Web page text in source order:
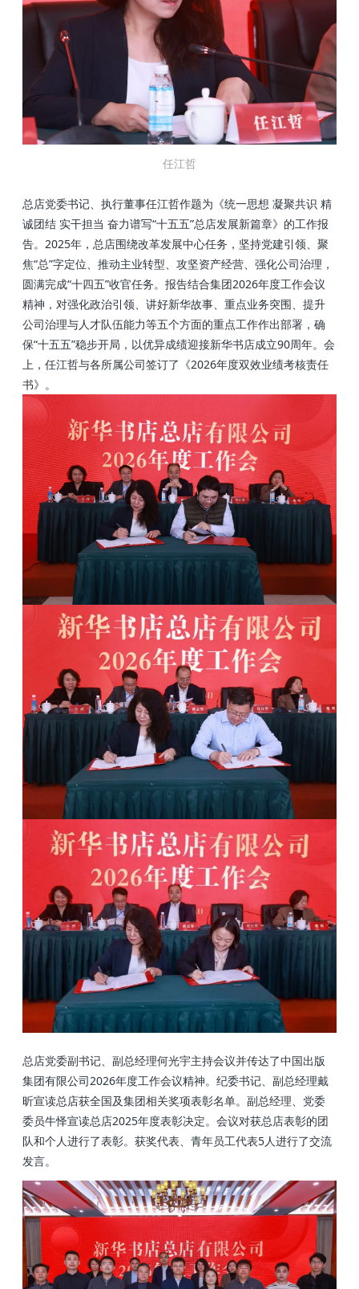
任江哲
总店党委书记、执行董事任江哲作题为《统一思想 凝聚共识 精
诚团结 实干担当 奋力谱写“十五五”总店发展新篇章》的工作报
告。2025年，总店围绕改革发展中心任务，坚持党建引领、聚
焦“总”字定位、推动主业转型、攻坚资产经营、强化公司治理，
圆满完成“十四五”收官任务。报告结合集团2026年度工作会议
精神，对强化政治引领、讲好新华故事、重点业务突围、提升
公司治理与人才队伍能力等五个方面的重点工作作出部署，确
保“十五五”稳步开局，以优异成绩迎接新华书店成立90周年。会
上，任江哲与各所属公司签订了 《2026年度双效业绩考核责任
书》 。
总店党委副书记、副总经理何光宇主持会议并传达了中国出版
集团有限公司2026年度工作会议精神。纪委书记、副总经理戴
昕宣读总店获全国及集团相关奖项表彰名单。副总经理、党委
委员牛怿宣读总店2025年度表彰决定。会议对获总店表彰的团
队和个人进行了表彰。获奖代表、青年员工代表5人进行了交流
发言。